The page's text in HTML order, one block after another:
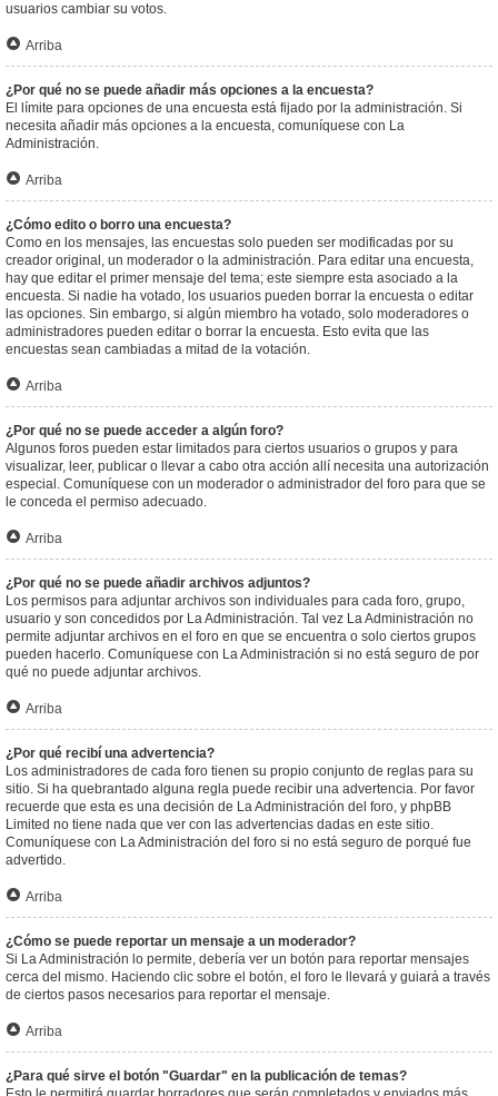
usuarios cambiar su votos.
Arriba
¿Por qué no se puede añadir más opciones a la encuesta?
El límite para opciones de una encuesta está fijado por la administración. Si
necesita añadir más opciones a la encuesta, comuníquese con La
Administración.
Arriba
¿Cómo edito o borro una encuesta?
Como en los mensajes, las encuestas solo pueden ser modificadas por su
creador original, un moderador o la administración. Para editar una encuesta,
hay que editar el primer mensaje del tema; este siempre esta asociado a la
encuesta. Si nadie ha votado, los usuarios pueden borrar la encuesta o editar
las opciones. Sin embargo, si algún miembro ha votado, solo moderadores o
administradores pueden editar o borrar la encuesta. Esto evita que las
encuestas sean cambiadas a mitad de la votación.
Arriba
¿Por qué no se puede acceder a algún foro?
Algunos foros pueden estar limitados para ciertos usuarios o grupos y para
visualizar, leer, publicar o llevar a cabo otra acción allí necesita una autorización
especial. Comuníquese con un moderador o administrador del foro para que se
le conceda el permiso adecuado.
Arriba
¿Por qué no se puede añadir archivos adjuntos?
Los permisos para adjuntar archivos son individuales para cada foro, grupo,
usuario y son concedidos por La Administración. Tal vez La Administración no
permite adjuntar archivos en el foro en que se encuentra o solo ciertos grupos
pueden hacerlo. Comuníquese con La Administración si no está seguro de por
qué no puede adjuntar archivos.
Arriba
¿Por qué recibí una advertencia?
Los administradores de cada foro tienen su propio conjunto de reglas para su
sitio. Si ha quebrantado alguna regla puede recibir una advertencia. Por favor
recuerde que esta es una decisión de La Administración del foro, y phpBB
Limited no tiene nada que ver con las advertencias dadas en este sitio.
Comuníquese con La Administración del foro si no está seguro de porqué fue
advertido.
Arriba
¿Cómo se puede reportar un mensaje a un moderador?
Si La Administración lo permite, debería ver un botón para reportar mensajes
cerca del mismo. Haciendo clic sobre el botón, el foro le llevará y guiará a través
de ciertos pasos necesarios para reportar el mensaje.
Arriba
¿Para qué sirve el botón "Guardar" en la publicación de temas?